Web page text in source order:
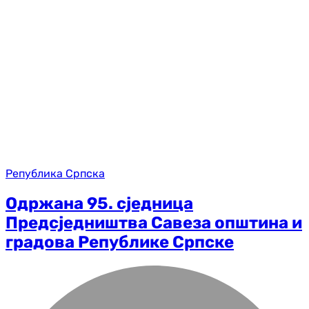
Република Српска
Одржана 95. сједница
Предсједништва Савеза општина и
градова Републике Српске